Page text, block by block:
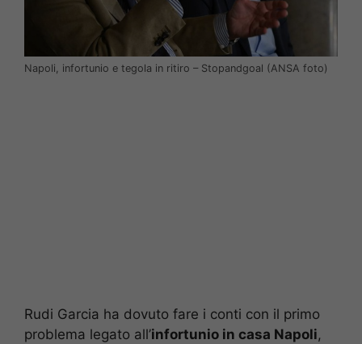
Napoli, infortunio e tegola in ritiro – Stopandgoal (ANSA foto)
Rudi Garcia ha dovuto fare i conti con il primo
problema legato all’infortunio in casa Napoli,